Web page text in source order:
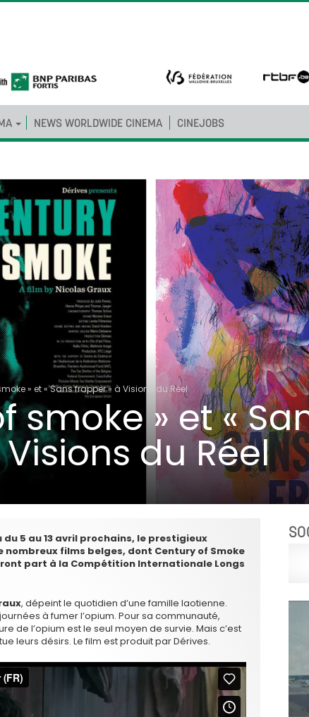
NEWS WORLDWIDE CINEMA CINEJOBS
» et « Sans frapper » à Visions du Réel
smoke » et «
du Réel
5 au 13 avril prochains, le prestigieux
nombreux films belges, dont Century of Smoke
part à la Compétition Internationale Longs
, dépeint le quotidien d’une famille laotienne.
à fumer l’opium. Pour sa communauté,
de l’opium est le seul moyen de survie. Mais c’est
leurs désirs. Le film est produit par Dérives.